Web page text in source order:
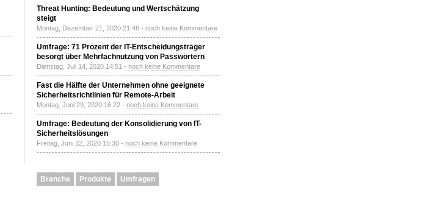
Threat Hunting: Bedeutung und Wertschätzung
steigt
Montag, Dezember 21, 2020 21:46 - noch keine Kommentare
Umfrage: 71 Prozent der IT-Entscheidungsträger
besorgt über Mehrfachnutzung von Passwörtern
Dienstag, Juli 14, 2020 14:51 - noch keine Kommentare
Fast die Hälfte der Unternehmen ohne geeignete
Sicherheitsrichtlinien für Remote-Arbeit
Montag, Juni 29, 2020 16:22 - noch keine Kommentare
Umfrage: Bedeutung der Konsolidierung von IT-
Sicherheitslösungen
Freitag, Juni 12, 2020 15:30 - noch keine Kommentare
Branche Produkte Umfragen